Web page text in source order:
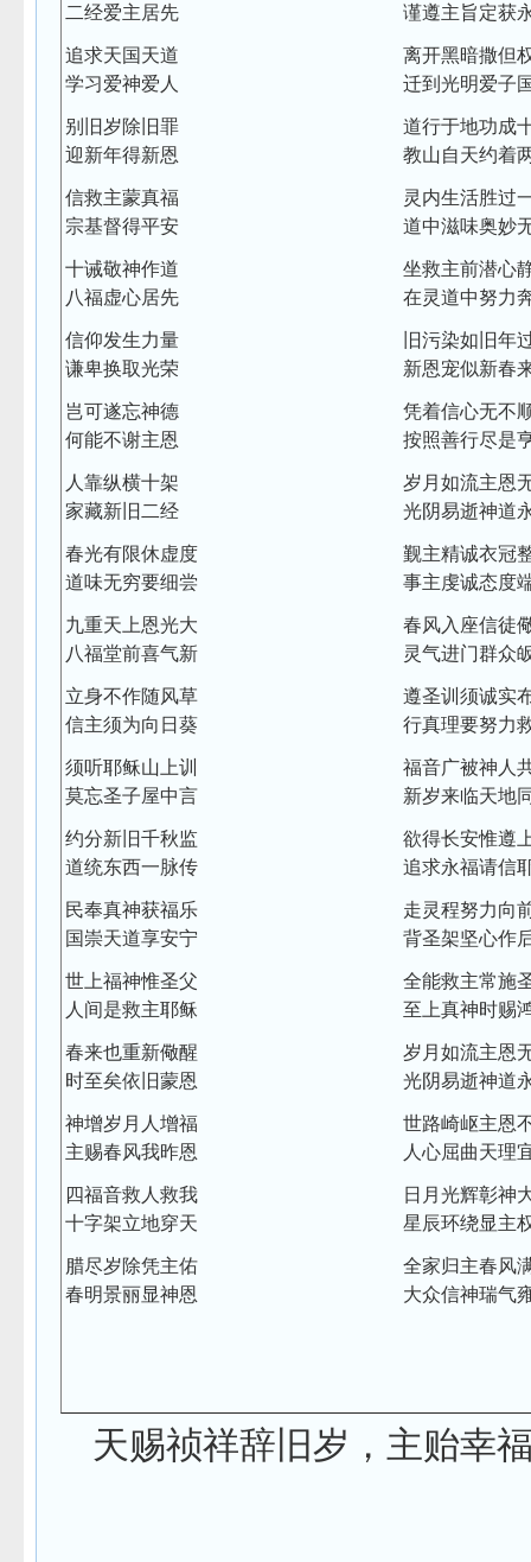
二经爱主居先
追求天国天道
学习爱神爱人
别旧岁除旧罪
迎新年得新恩
信救主蒙真福
宗基督得平安
十诫敬神作道
八福虚心居先
信仰发生力量
谦卑换取光荣
岂可遂忘神德
何能不谢主恩
人靠纵横十架
家藏新旧二经
春光有限休虚度
道味无穷要细尝
九重天上恩光大
八福堂前喜气新
立身不作随风草
信主须为向日葵
须听耶稣山上训
莫忘圣子屋中言
约分新旧千秋监
道统东西一脉传
民奉真神获福乐
国崇天道享安宁
世上福神惟圣父
人间是救主耶稣
春来也重新儆醒
时至矣依旧蒙恩
神增岁月人增福
主赐春风我昨恩
四福音救人救我
十字架立地穿天
腊尽岁除凭主佑
春明景丽显神恩
谨遵主旨定获
离开黑暗撒但
迁到光明爱子
道行于地功成
教山自天约着
灵内生活胜过
道中滋味奥妙
坐救主前潜心
在灵道中努力
旧污染如旧年
新恩宠似新春
凭着信心无不
按照善行尽是
岁月如流主恩
光阴易逝神道
觐主精诚衣冠
事主虔诚态度
春风入座信徒
灵气进门群众
遵圣训须诚实
行真理要努力
福音广被神人
新岁来临天地
欲得长安惟遵
追求永福请信
走灵程努力向
背圣架坚心作
全能救主常施
至上真神时赐
岁月如流主恩
光阴易逝神道
世路崎岖主恩
人心屈曲天理
日月光辉彰神
星辰环绕显主
全家归主春风
大众信神瑞气
天赐祯祥辞旧岁，主贻幸